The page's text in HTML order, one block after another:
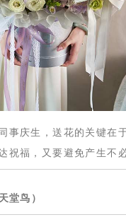
事庆生，送花的关键在
祝福，又要避免产生不
堂鸟）